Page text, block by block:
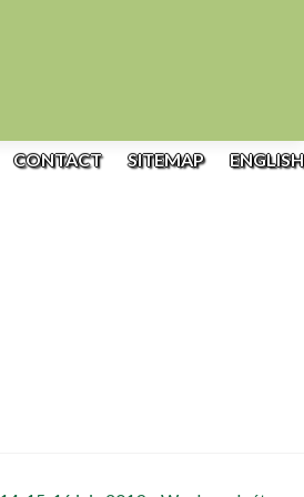
CONTACT SITEMAP ENGLISH